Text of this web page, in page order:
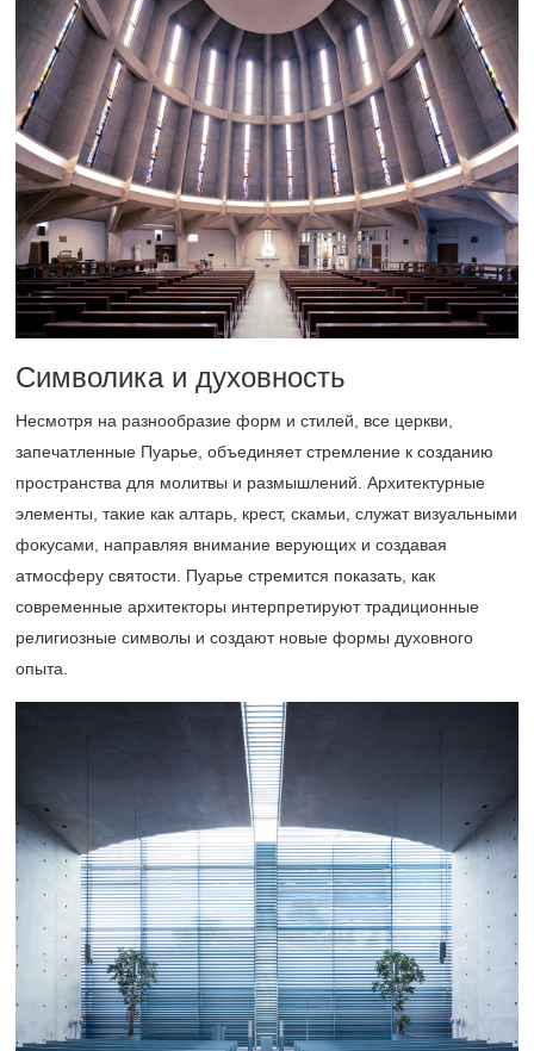
Символика и духовность
Несмотря на разнообразие форм и стилей, все церкви,
запечатленные Пуарье, объединяет стремление к созданию
пространства для молитвы и размышлений. Архитектурные
элементы, такие как алтарь, крест, скамьи, служат визуальными
фокусами, направляя внимание верующих и создавая
атмосферу святости. Пуарье стремится показать, как
современные архитекторы интерпретируют традиционные
религиозные символы и создают новые формы духовного
опыта.